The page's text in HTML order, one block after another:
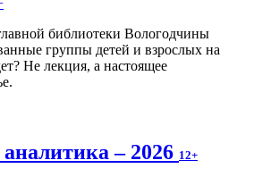
группы детей и взрослых на
Не лекция, а настоящее
– 2026 12+